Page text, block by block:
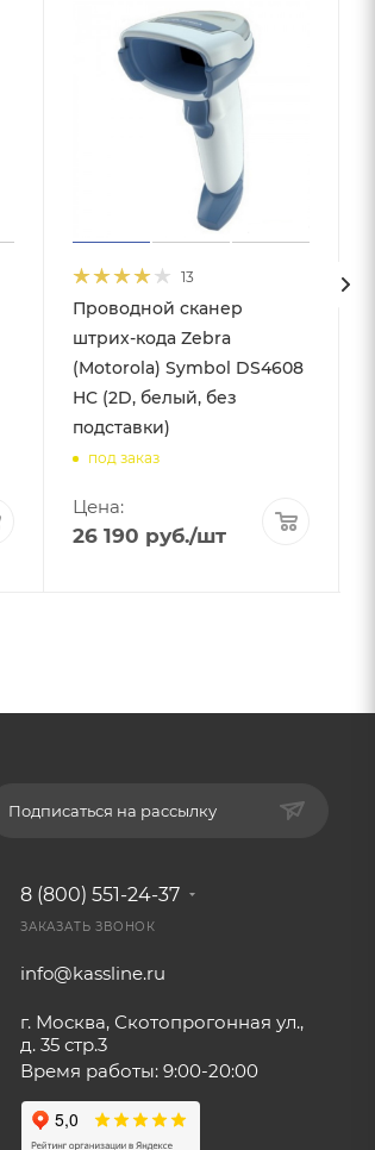
13
Проводной сканер
штрих-кода Zebra
(Motorola) Symbol DS4608
HC (2D, белый, без
подставки)
под заказ
Цена:
26 190 руб./шт
Подписаться на рассылку
8 (800) 551-24-37
ЗАКАЗАТЬ ЗВОНОК
info@kassline.ru
г. Москва, Скотопрогонная ул.,
д. 35 стр.3
Время работы: 9:00-20:00